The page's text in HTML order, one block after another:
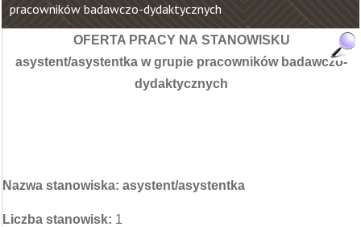
pracowników badawczo-dydaktycznych
OFERTA PRACY NA STANOWISKU
asystent/asystentka w grupie pracowników badawczo-
dydaktycznych
Nazwa stanowiska: asystent/asystentka
Liczba stanowisk: 1